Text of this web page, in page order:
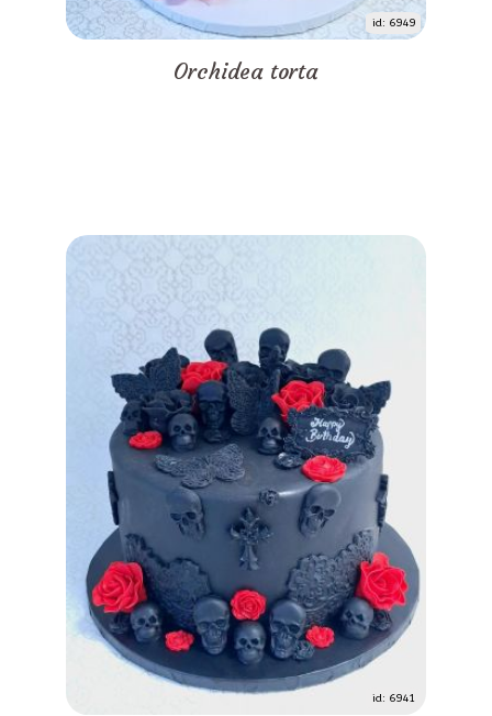
id: 6949
Orchidea torta
id: 6941